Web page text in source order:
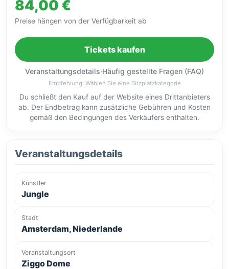
84,00 €
Preise hängen von der Verfügbarkeit ab
Tickets kaufen
Veranstaltungsdetails·Häufig gestellte Fragen (FAQ)
Empfehlung: Wählen Sie eine Sitzplatzkategorie
Du schließt den Kauf auf der Website eines Drittanbieters
ab. Der Endbetrag kann zusätzliche Gebühren und Kosten
gemäß den Bedingungen des Verkäufers enthalten.
Veranstaltungsdetails
Künstler
Jungle
Stadt
Amsterdam, Niederlande
Veranstaltungsort
Ziggo Dome